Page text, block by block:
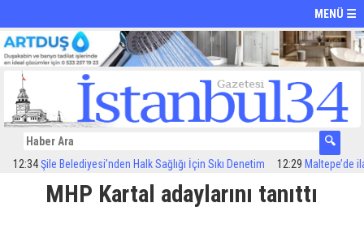
MENÜ ☰
Şile Belediyesi’nden Halk Sağlığı İçin Sıkı Denetim 12:29 Maltepe’de
MHP Kartal adaylarını tanıttı